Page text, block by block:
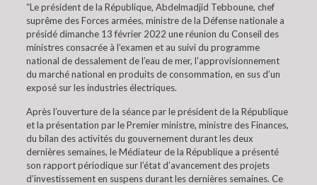
“Le président de la République, Abdelmadjid Tebboune, chef
suprême des Forces armées, ministre de la Défense nationale a
présidé dimanche 13 février 2022 une réunion du Conseil des
ministres consacrée à l’examen et au suivi du programme
national de dessalement de l’eau de mer, l’approvisionnement
du marché national en produits de consommation, en sus d’un
exposé sur les industries électriques.
Après l’ouverture de la séance par le président de la République
et la présentation par le Premier ministre, ministre des Finances,
du bilan des activités du gouvernement durant les deux
dernières semaines, le Médiateur de la République a présenté
son rapport périodique sur l’état d’avancement des projets
d’investissement en suspens durant les dernières semaines. Ce